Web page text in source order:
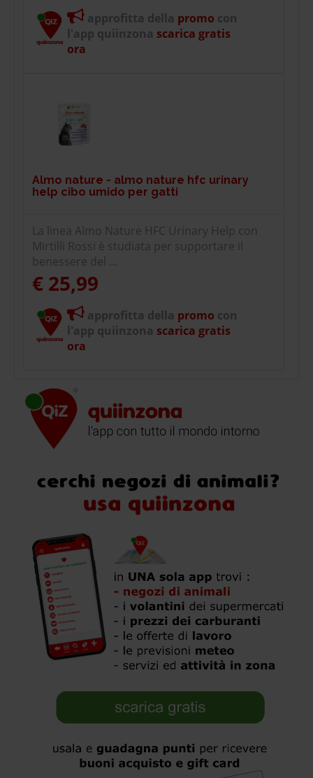
approfitta della promo con
l'app quiinzona scarica gratis
ora
Almo nature - almo nature hfc urinary
help cibo umido per gatti
La linea Almo Nature HFC Urinary Help con
Mirtilli Rossi è studiata per supportare il
benessere del ...
€ 25,99
approfitta della promo con
l'app quiinzona scarica gratis
ora